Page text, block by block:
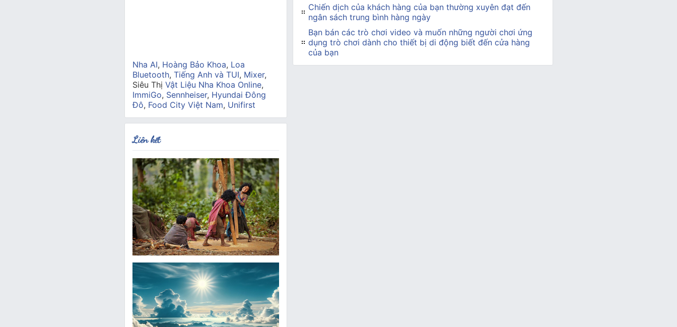
Chiến dịch của khách hàng của bạn thường xuyên đạt đến
ngân sách trung bình hàng ngày
Bạn bán các trò chơi video và muốn những người chơi ứng
dụng trò chơi dành cho thiết bị di động biết đến cửa hàng
của bạn
Nha AI, Hoàng Bảo Khoa, Loa
Bluetooth, Tiếng Anh và TUI, Mixer,
Siêu Thị Vật Liệu Nha Khoa Online,
ImmiGo, Sennheiser, Hyundai Đông
Đô, Food City Việt Nam, Unifirst
Liên kết